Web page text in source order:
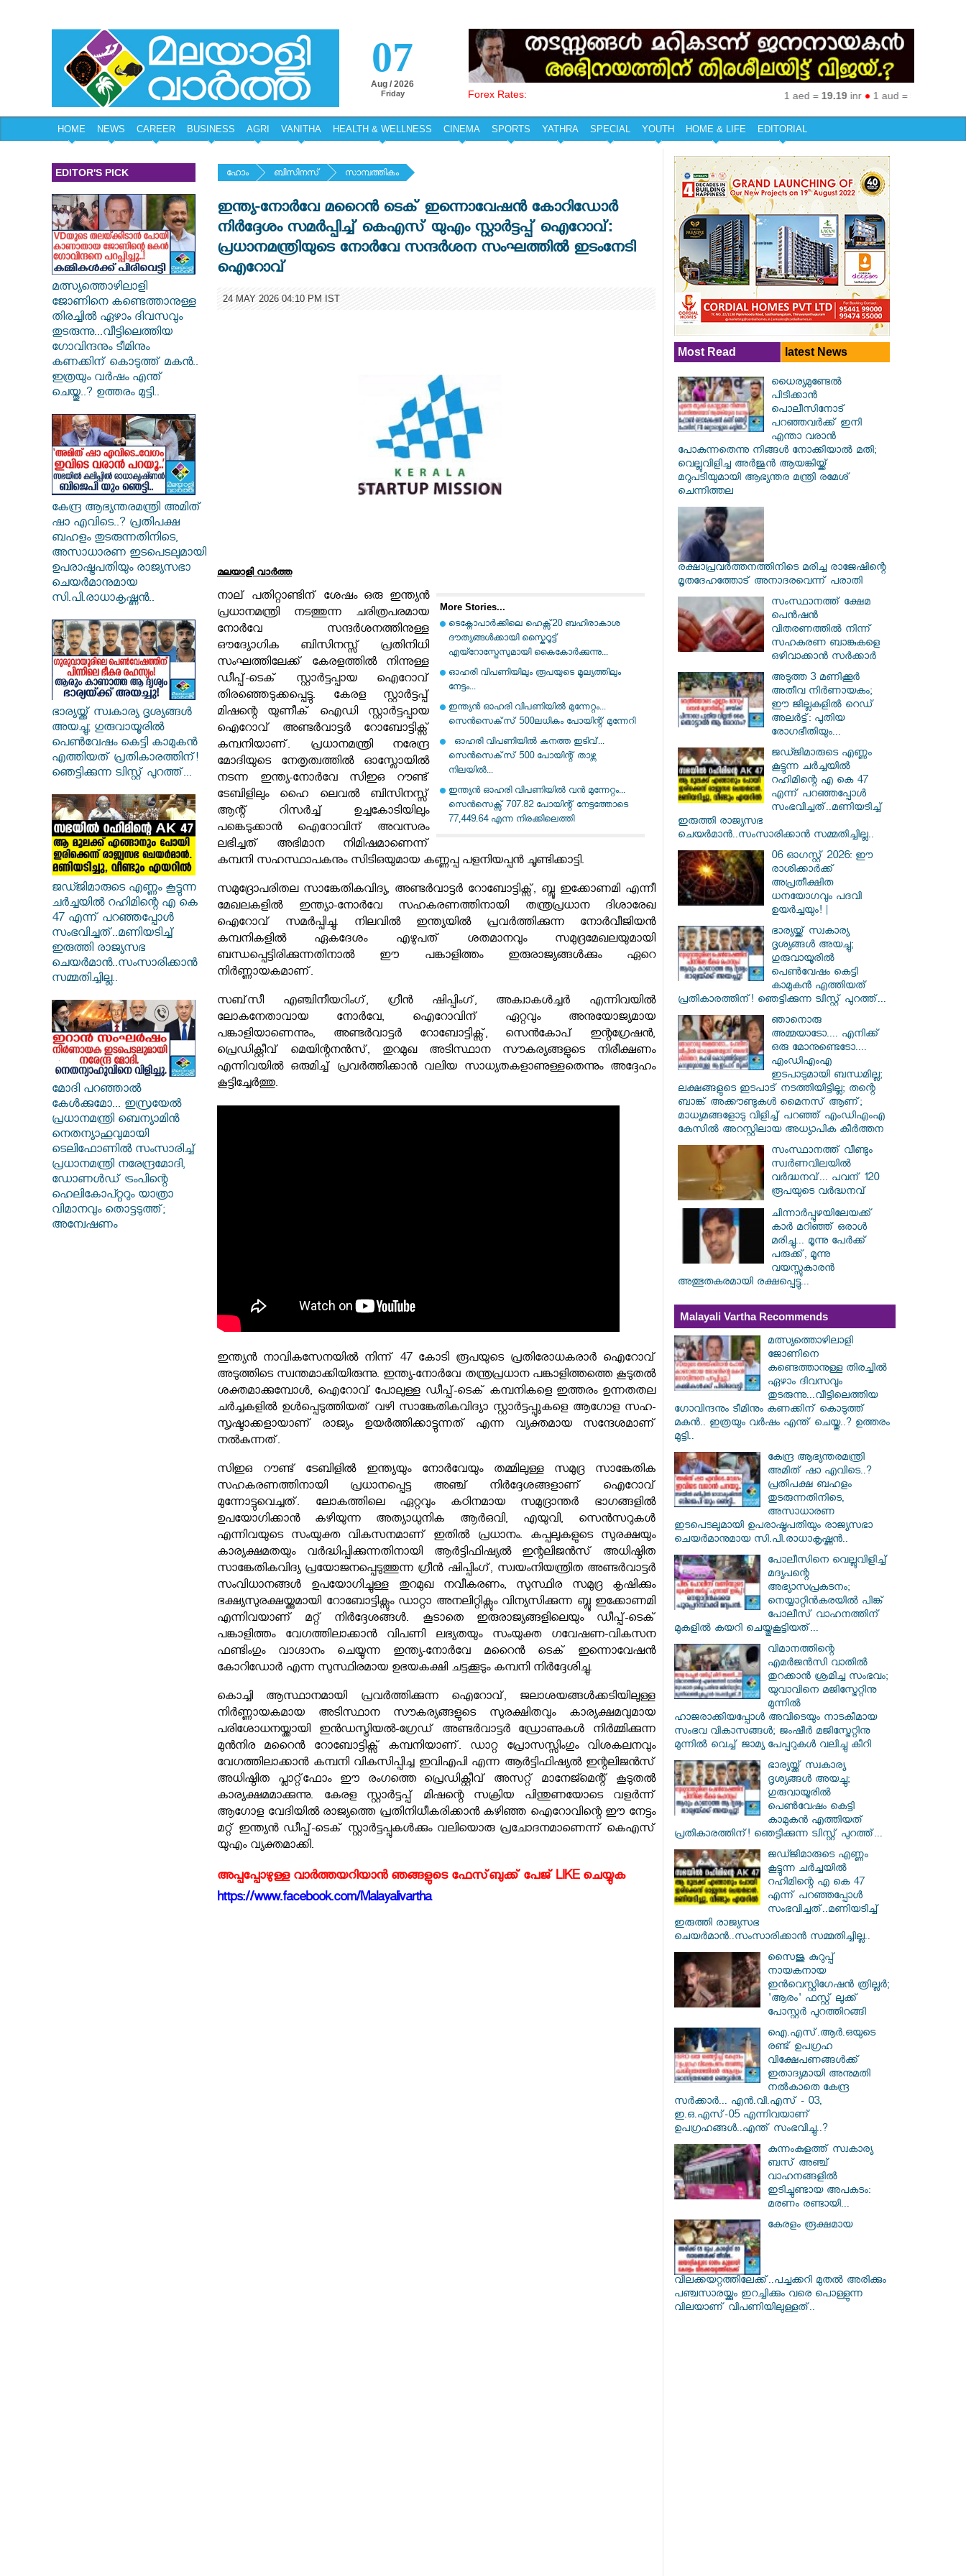
07
Aug / 2026
Friday Forex Rates: 1 aed =19.19inr● 1 aud =50.27
HOME NEWS CAREER BUSINESS AGRI VANITHA HEALTH & WELLNESS CINEMA SPORTS YATHRA SPECIAL YOUTH HOME & LIFE EDITORIAL
EDITOR'S PICK
മത്സ്യത്തൊഴിലാളി
ജോണിനെ കണ്ടെത്താനുള്ള
തിരച്ചിൽ ഏഴാം ദിവസവും
തുടരുന്നു...വീട്ടിലെത്തിയ
ഗോവിന്ദനും ടീമിനും
കണക്കിന് കൊടുത്ത് മകൻ..
ഇത്രയും വർഷം എന്ത്
ചെയ്തു..? ഉത്തരം മുട്ടി..
കേന്ദ്ര ആഭ്യന്തരമന്ത്രി അമിത്
ഷാ എവിടെ..? പ്രതിപക്ഷ
ബഹളം തുടരുന്നതിനിടെ,
അസാധാരണ ഇടപെടലുമായി
ഉപരാഷ്ട്രപതിയും രാജ്യസഭാ
ചെയർമാനുമായ
സി.പി.രാധാകൃഷ്ണൻ..
ഭാര്യയ്ക്ക് സ്വകാര്യ ദൃശ്യങ്ങൾ
അയച്ചു; ഗുരുവായൂരിൽ
പെൺവേഷം കെട്ടി കാമുകൻ
എത്തിയത് പ്രതികാരത്തിന്!
ഞെട്ടിക്കുന്ന ട്വിസ്റ്റ് പുറത്ത്...
ജഡ്ജിമാരുടെ എണ്ണം കൂട്ടുന്ന
ചർച്ചയിൽ റഹിമിന്റെ എ കെ
47 എന്ന് പറഞ്ഞപ്പോൾ
സംഭവിച്ചത്..മണിയടിച്ച്
ഇരുത്തി രാജ്യസഭ
ചെയർമാൻ..സംസാരിക്കാൻ
സമ്മതിച്ചില്ല..
മോദി പറഞ്ഞാൽ
കേൾക്കുമോ... ഇസ്രയേൽ
പ്രധാനമന്ത്രി ബെന്യാമിൻ
നെതന്യാഹുവുമായി
ടെലിഫോണിൽ സംസാരിച്ച്
പ്രധാനമന്ത്രി നരേന്ദ്രമോദി,
ഡോണൾഡ് ട്രംപിന്റെ
ഹെലികോപ്റ്ററും യാത്രാ
വിമാനവും തൊട്ടടുത്ത്;
അന്വേഷണം
ഹോം ബിസിനസ് സാമ്പത്തികം
ഇന്ത്യ-നോർവേ മറൈൻ ടെക് ഇന്നൊവേഷൻ കോറിഡോർ
നിർദ്ദേശം സമർപ്പിച്ച് കെഎസ് യുഎം സ്റ്റാര്‍ട്ടപ്പ് ഐറോവ്:
പ്രധാനമന്ത്രിയുടെ നോർവേ സന്ദർശന സംഘത്തിൽ ഇടംനേടി
ഐറോവ്
24 MAY 2026 04:10 PM IST
മലയാളി വാര്‍ത്ത
More Stories...
ടെക്നോപാര്‍ക്കിലെ ഹെക്സ്20 ബഹിരാകാശ
ദൗത്യങ്ങള്‍ക്കായി സ്കൈറൂട്ട്
എയ്റോസ്പേസുമായി കൈകോര്‍ക്കുന്നു...
ഓഹരി വിപണിയിലും രൂപയുടെ മൂല്യത്തിലും
നേട്ടം...
ഇന്ത്യന്‍ ഓഹരി വിപണിയില്‍ മുന്നേറ്റം...
സെന്‍സെക്‌സ് 500ലധികം പോയിന്റ് മുന്നേറി
ഓഹരി വിപണിയില്‍ കനത്ത ഇടിവ്...
സെന്‍സെക്‌സ് 500 പോയിന്റ് താഴ്ന്ന
നിലയിൽ...
ഇന്ത്യൻ ഓഹരി വിപണിയിൽ വൻ മുന്നേറ്റം...
സെൻസെക്സ് 707.82 പോയിന്റ് നേട്ടത്തോടെ
77,449.64 എന്ന നിരക്കിലെത്തി
നാല് പതിറ്റാണ്ടിന് ശേഷം ഒരു ഇന്ത്യൻ
പ്രധാനമന്ത്രി നടത്തുന്ന ചരിത്രപരമായ
നോർവേ സന്ദർശനത്തിനുള്ള
ഔദ്യോഗിക ബിസിനസ്സ് പ്രതിനിധി
സംഘത്തിലേക്ക് കേരളത്തിൽ നിന്നുള്ള
ഡീപ്പ്-ടെക് സ്റ്റാർട്ടപ്പായ ഐറോവ്
തിരഞ്ഞെടുക്കപ്പെട്ടു. കേരള സ്റ്റാർട്ടപ്പ്
മിഷന്റെ യുണീക് ഐഡി സ്റ്റാര്‍ട്ടപ്പായ
ഐറോവ് അണ്ടർവാട്ടർ റോബോട്ടിക്സ്
കമ്പനിയാണ്. പ്രധാനമന്ത്രി നരേന്ദ്ര
മോദിയുടെ നേതൃത്വത്തിൽ ഓസ്ലോയിൽ
നടന്ന ഇന്ത്യ-നോർവേ സിഇഒ റൗണ്ട്
ടേബിളിലും ഹൈ ലെവൽ ബിസിനസ്സ്
ആന്റ് റിസർച്ച് ഉച്ചകോടിയിലും
പങ്കെടുക്കാന്‍ ഐറോവിന് അവസരം
ലഭിച്ചത് അഭിമാന നിമിഷമാണെന്ന്
കമ്പനി സഹസ്ഥാപകനും സിടിഒയുമായ കണ്ണപ്പ പളനിയപ്പന്‍ ചൂണ്ടിക്കാട്ടി.
സമുദ്രോപരിതല സാങ്കേതികവിദ്യ, അണ്ടർവാട്ടർ റോബോട്ടിക്സ്, ബ്ലൂ ഇക്കോണമി എന്നീ
മേഖലകളിൽ ഇന്ത്യാ-നോര്‍വേ സഹകരണത്തിനായി തന്ത്രപ്രധാന ദിശാരേഖ
ഐറോവ് സമർപ്പിച്ചു. നിലവിൽ ഇന്ത്യയിൽ പ്രവർത്തിക്കുന്ന നോർവീജിയൻ
കമ്പനികളിൽ ഏകദേശം എഴുപത് ശതമാനവും സമുദ്രമേഖലയുമായി
ബന്ധപ്പെട്ടിരിക്കുന്നതിനാൽ ഈ പങ്കാളിത്തം ഇരുരാജ്യങ്ങൾക്കും ഏറെ
നിർണ്ണായകമാണ്.
സബ്‌സീ എഞ്ചിനീയറിംഗ്, ഗ്രീൻ ഷിപ്പിംഗ്, അക്വാകൾച്ചർ എന്നിവയിൽ
ലോകനേതാവായ നോർവേ, ഐറോവിന് ഏറ്റവും അനുയോജ്യമായ
പങ്കാളിയാണെന്നും, അണ്ടർവാട്ടർ റോബോട്ടിക്സ്, സെന്‍കോപ് ഇന്റഗ്രേഷൻ,
പ്രെഡിക്റ്റീവ് മെയിന്റനൻസ്, തുറമുഖ അടിസ്ഥാന സൗകര്യങ്ങളുടെ നിരീക്ഷണം
എന്നിവയിൽ ഒരുമിച്ച് പ്രവർത്തിക്കാൻ വലിയ സാധ്യതകളാണുള്ളതെന്നും അദ്ദേഹം
കൂട്ടിച്ചേർത്തു.
ഇന്ത്യൻ നാവികസേനയിൽ നിന്ന് 47 കോടി രൂപയുടെ പ്രതിരോധകരാര്‍ ഐറോവ്
അടുത്തിടെ സ്വന്തമാക്കിയിരുന്നു. ഇന്ത്യ-നോർവേ തന്ത്രപ്രധാന പങ്കാളിത്തത്തെ കൂടുതൽ
ശക്തമാക്കുമ്പോൾ, ഐറോവ് പോലുള്ള ഡീപ്പ്-ടെക് കമ്പനികളെ ഇത്തരം ഉന്നതതല
ചർച്ചകളിൽ ഉൾപ്പെടുത്തിയത് വഴി സാങ്കേതികവിദ്യാ സ്റ്റാര്‍ട്ടപ്പുുകളെ ആഗോള സഹ-
സൃഷ്ടാക്കളായാണ് രാജ്യം ഉയർത്തിക്കാട്ടുന്നത് എന്ന വ്യക്തമായ സന്ദേശമാണ്
നൽകുന്നത്.
സിഇഒ റൗണ്ട് ടേബിളിൽ ഇന്ത്യയും നോർവേയും തമ്മിലുള്ള സമുദ്ര സാങ്കേതിക
സഹകരണത്തിനായി പ്രധാനപ്പെട്ട അഞ്ച് നിർദ്ദേശങ്ങളാണ് ഐറോവ്
മുന്നോട്ടുവെച്ചത്. ലോകത്തിലെ ഏറ്റവും കഠിനമായ സമുദ്രാന്തർ ഭാഗങ്ങളിൽ
ഉപയോഗിക്കാൻ കഴിയുന്ന അത്യാധുനിക ആർഒവി, എയുവി, സെൻസറുകൾ
എന്നിവയുടെ സംയുക്ത വികസനമാണ് ഇതിൽ പ്രധാനം. കപ്പലുകളുടെ സുരക്ഷയും
കാര്യക്ഷമതയും വർദ്ധിപ്പിക്കുന്നതിനായി ആർട്ടിഫിഷ്യൽ ഇന്റലിജൻസ് അധിഷ്ഠിത
സാങ്കേതികവിദ്യ പ്രയോജനപ്പെടുത്തുന്ന ഗ്രീൻ ഷിപ്പിംഗ്, സ്വയംനിയന്ത്രിത അണ്ടർവാട്ടർ
സംവിധാനങ്ങൾ ഉപയോഗിച്ചുള്ള തുറമുഖ നവീകരണം, സുസ്ഥിര സമുദ്ര കൃഷിക്കും
ഭക്ഷ്യസുരക്ഷയ്ക്കുമായി റോബോട്ടിക്സും ഡാറ്റാ അനലിറ്റിക്സും വിന്യസിക്കുന്ന ബ്ലൂ ഇക്കോണമി
എന്നിവയാണ് മറ്റ് നിർദ്ദേശങ്ങൾ. കൂടാതെ ഇരുരാജ്യങ്ങളിലെയും ഡീപ്പ്-ടെക്
പങ്കാളിത്തം വേഗത്തിലാക്കാൻ വിപണി ലഭ്യതയും സംയുക്ത ഗവേഷണ-വികസന
ഫണ്ടിംഗും വാഗ്ദാനം ചെയ്യുന്ന ഇന്ത്യ-നോർവേ മറൈൻ ടെക് ഇന്നൊവേഷൻ
കോറിഡോർ എന്ന സുസ്ഥിരമായ ഉഭയകക്ഷി ചട്ടക്കൂടും കമ്പനി നിർദ്ദേശിച്ചു.
കൊച്ചി ആസ്ഥാനമായി പ്രവർത്തിക്കുന്ന ഐറോവ്, ജലാശയങ്ങൾക്കടിയിലുള്ള
നിർണ്ണായകമായ അടിസ്ഥാന സൗകര്യങ്ങളുടെ സുരക്ഷിതവും കാര്യക്ഷമവുമായ
പരിശോധനയ്ക്കായി ഇൻഡസ്ട്രിയൽ-ഗ്രേഡ് അണ്ടർവാട്ടർ ഡ്രോണുകൾ നിർമ്മിക്കുന്ന
മുൻനിര മറൈൻ റോബോട്ടിക്സ് കമ്പനിയാണ്. ഡാറ്റ പ്രോസസ്സിംഗും വിശകലനവും
വേഗത്തിലാക്കാൻ കമ്പനി വികസിപ്പിച്ച ഇവിഎപി എന്ന ആർട്ടിഫിഷ്യൽ ഇന്റലിജൻസ്
അധിഷ്ഠിത പ്ലാറ്റ്‌ഫോം ഈ രംഗത്തെ പ്രെഡിക്റ്റീവ് അസറ്റ് മാനേജ്മെന്റ് കൂടുതൽ
കാര്യക്ഷമമാക്കുന്നു. കേരള സ്റ്റാർട്ടപ്പ് മിഷന്റെ സക്രിയ പിന്തുണയോടെ വളർന്ന്
ആഗോള വേദിയിൽ രാജ്യത്തെ പ്രതിനിധീകരിക്കാൻ കഴിഞ്ഞ ഐറോവിന്റെ ഈ നേട്ടം
മറ്റ് ഇന്ത്യൻ ഡീപ്പ്-ടെക് സ്റ്റാർട്ടപ്പുകൾക്കും വലിയൊരു പ്രചോദനമാണെന്ന് കെഎസ്
യുഎം വ്യക്തമാക്കി.
അപ്പപ്പോഴുള്ള വാര്‍ത്തയറിയാന്‍ ഞങ്ങളുടെ ഫേസ്‌ബുക്ക്‌ പേജ് LIKE ചെയ്യുക
https://www.facebook.com/Malayalivartha
Most Read latest News
ധൈര്യമുണ്ടേൽ
പിടിക്കാൻ
പൊലീസിനോട്
പറഞ്ഞവർക്ക് ഇനി
എന്താ വരാൻ
പോകുന്നതെന്നു നിങ്ങൾ നോക്കിയാൽ മതി;
വെല്ലുവിളിച്ച അർജുൻ ആയങ്കിയ്ക്ക്
മറുപടിയുമായി ആഭ്യന്തര മന്ത്രി രമേശ്
ചെന്നിത്തല
രക്ഷാപ്രവര്‍ത്തനത്തിനിടെ മരിച്ച രാജേഷിന്റെ
മൃതദേഹത്തോട് അനാദരവെന്ന് പരാതി
സംസ്ഥാനത്ത് ക്ഷേമ
പെൻഷൻ
വിതരണത്തിൽ നിന്ന്
സഹകരണ ബാങ്കുകളെ
ഒഴിവാക്കാൻ സർക്കാർ
അടുത്ത 3 മണിക്കൂർ
അതീവ നിർണായകം;
ഈ ജില്ലകളിൽ റെഡ്
അലർട്ട്: പുതിയ
രോഗഭീതിയും...
ജഡ്ജിമാരുടെ എണ്ണം
കൂട്ടുന്ന ചർച്ചയിൽ
റഹിമിന്റെ എ കെ 47
എന്ന് പറഞ്ഞപ്പോൾ
സംഭവിച്ചത്..മണിയടിച്ച്
ഇരുത്തി രാജ്യസഭ
ചെയർമാൻ..സംസാരിക്കാൻ സമ്മതിച്ചില്ല..
06 ഓഗസ്റ്റ് 2026: ഈ
രാശിക്കാർക്ക്
അപ്രതീക്ഷിത
ധനയോഗവും പദവി
ഉയർച്ചയും! |
ഭാര്യയ്ക്ക് സ്വകാര്യ
ദൃശ്യങ്ങൾ അയച്ചു;
ഗുരുവായൂരിൽ
പെൺവേഷം കെട്ടി
കാമുകൻ എത്തിയത്
പ്രതികാരത്തിന്! ഞെട്ടിക്കുന്ന ട്വിസ്റ്റ് പുറത്ത്...
ഞാനൊരു
അമ്മയാടോ.... എനിക്ക്
ഒരു മോനുണ്ടെടോ....
എംഡിഎംഎ
ഇടപാടുമായി ബന്ധമില്ല;
ലക്ഷങ്ങളുടെ ഇടപാട് നടത്തിയിട്ടില്ല; തന്റെ
ബാങ്ക് അക്കൗണ്ടുകൾ മൈനസ് ആണ്;
മാധ്യമങ്ങളോടു വിളിച്ച് പറഞ്ഞ് എംഡിഎംഎ
കേസിൽ അറസ്റ്റിലായ അധ്യാപിക കീർത്തന
സംസ്ഥാനത്ത് വീണ്ടും
സ്വർണവിലയിൽ
വർദ്ധനവ്... പവന് 120
രൂപയുടെ വർദ്ധനവ്
ചിന്നാർപ്പുഴയിലേയക്ക്
കാർ മറിഞ്ഞ് ഒരാൾ
മരിച്ചു... മൂന്നു പേർക്ക്
പരുക്ക്, മൂന്നു
വയസ്സുകാരൻ
അത്ഭുതകരമായി രക്ഷപ്പെട്ടു...
Malayali Vartha Recommends
മത്സ്യത്തൊഴിലാളി
ജോണിനെ
കണ്ടെത്താനുള്ള തിരച്ചിൽ
ഏഴാം ദിവസവും
തുടരുന്നു...വീട്ടിലെത്തിയ
ഗോവിന്ദനും ടീമിനും കണക്കിന് കൊടുത്ത്
മകൻ.. ഇത്രയും വർഷം എന്ത് ചെയ്തു..? ഉത്തരം
മുട്ടി..
കേന്ദ്ര ആഭ്യന്തരമന്ത്രി
അമിത് ഷാ എവിടെ..?
പ്രതിപക്ഷ ബഹളം
തുടരുന്നതിനിടെ,
അസാധാരണ
ഇടപെടലുമായി ഉപരാഷ്ട്രപതിയും രാജ്യസഭാ
ചെയർമാനുമായ സി.പി.രാധാകൃഷ്ണൻ..
പോലീസിനെ വെല്ലുവിളിച്ച്
മദ്യപന്റെ
അഭ്യാസപ്രകടനം;
നെയ്യാറ്റിൻകരയിൽ പിങ്ക്
പോലീസ് വാഹനത്തിന്
മുകളിൽ കയറി ചെയ്തുകൂട്ടിയത്...
വിമാനത്തിന്റെ
എമർജൻസി വാതിൽ
തുറക്കാൻ ശ്രമിച്ച സംഭവം;
യുവാവിനെ മജിസ്ട്രേറ്റിനു
മുന്നിൽ
ഹാജരാക്കിയപ്പോൾ അവിടെയും നാടകീമായ
സംഭവ വികാസങ്ങൾ; ജംഷീർ മജിസ്ട്രേറ്റിനു
മുന്നിൽ വെച്ച് ജാമ്യ പേപ്പറുകൾ വലിച്ചു കീറി
ഭാര്യയ്ക്ക് സ്വകാര്യ
ദൃശ്യങ്ങൾ അയച്ചു;
ഗുരുവായൂരിൽ
പെൺവേഷം കെട്ടി
കാമുകൻ എത്തിയത്
പ്രതികാരത്തിന്! ഞെട്ടിക്കുന്ന ട്വിസ്റ്റ് പുറത്ത്...
ജഡ്ജിമാരുടെ എണ്ണം
കൂട്ടുന്ന ചർച്ചയിൽ
റഹിമിന്റെ എ കെ 47
എന്ന് പറഞ്ഞപ്പോൾ
സംഭവിച്ചത്..മണിയടിച്ച്
ഇരുത്തി രാജ്യസഭ
ചെയർമാൻ..സംസാരിക്കാൻ സമ്മതിച്ചില്ല..
സൈജു കുറുപ്പ്
നായകനായ
ഇൻവെസ്റ്റിഗേഷൻ ത്രില്ലർ;
'ആരം' ഫസ്റ്റ് ലുക്ക്
പോസ്റ്റർ പുറത്തിറങ്ങി
ഐ.എസ്.ആർ.ഒയുടെ
രണ്ട് ഉപഗ്രഹ
വിക്ഷേപണങ്ങൾക്ക്
ഇതാദ്യമായി അനുമതി
നൽകാതെ കേന്ദ്ര
സർക്കാർ... എൻ.വി.എസ് - 03,
ഇ.ഒ.എസ്-05 എന്നിവയാണ്
ഉപഗ്രഹങ്ങൾ..എന്ത് സംഭവിച്ചു..?
കുന്നംകുളത്ത് സ്വകാര്യ
ബസ് അഞ്ച്
വാഹനങ്ങളിൽ
ഇടിച്ചുണ്ടായ അപകടം:
മരണം രണ്ടായി...
കേരളം രൂക്ഷമായ
വിലക്കയറ്റത്തിലേക്ക്..പച്ചക്കറി മുതൽ അരിക്കും
പഞ്ചസാരയ്ക്കും ഇറച്ചിക്കും വരെ പൊള്ളുന്ന
വിലയാണ് വിപണിയിലുള്ളത്..